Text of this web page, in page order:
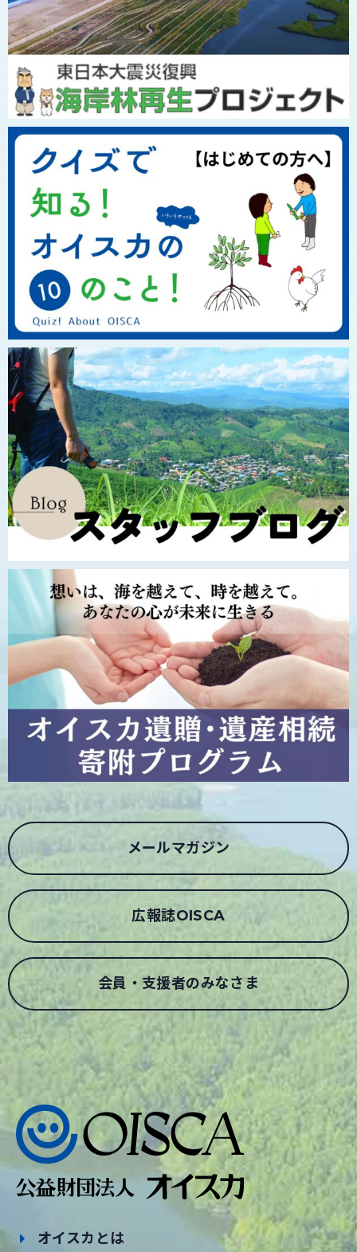
メールマガジン
広報誌OISCA
会員・支援者のみなさま
オイスカとは